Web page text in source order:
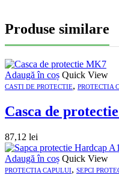
Produse similare
Adaugă în coș Quick View
CASTI DE PROTECTIE, PROTECTIA
Casca de
87,12 lei
Adaugă în coș Quick View
PROTECTIA CAPULUI, SEPCI